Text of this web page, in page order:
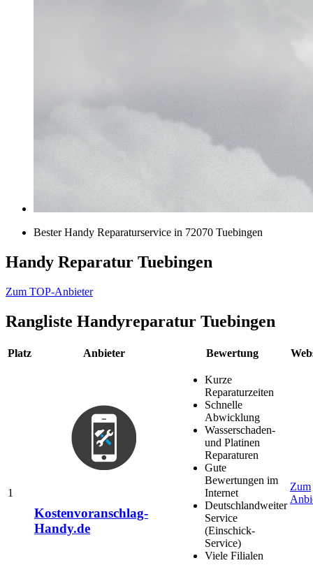
Bester Handy Reparaturservice in 72070 Tuebingen
Handy Reparatur Tuebingen
Zum TOP-Anbieter
Rangliste Handyreparatur Tuebingen
Platz Anbieter Bewertung
1
Kostenvoranschlag-
Handy.de
Kurze
Reparaturzeiten
Schnelle
Abwicklung
Wasserschaden-
und Platinen
Reparaturen
Gute
Bewertungen im
Internet
Deutschlandweiter
Service
(Einschick-
Service)
Viele Filialen
Zum